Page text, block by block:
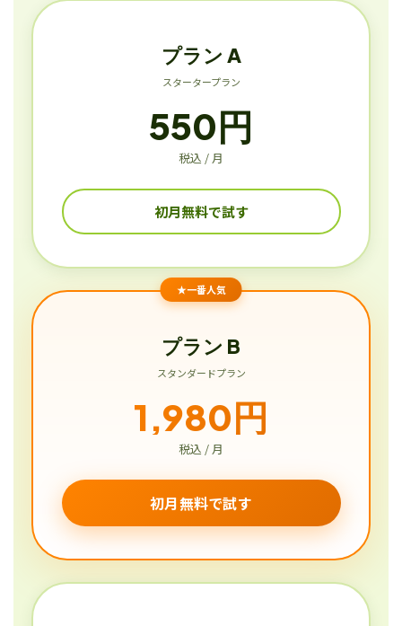
プラン A
スタータープラン
550円
税込 / 月
初月無料で試す
★一番人気
プラン B
スタンダードプラン
1,980円
税込 / 月
初月無料で試す